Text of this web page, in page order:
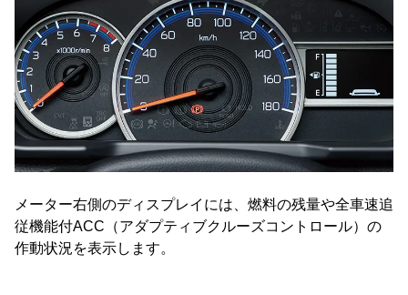
メーター右側のディスプレイには、燃料の残量や全車速追
従機能付ACC（アダプティブクルーズコントロール）の
作動状況を表示します。